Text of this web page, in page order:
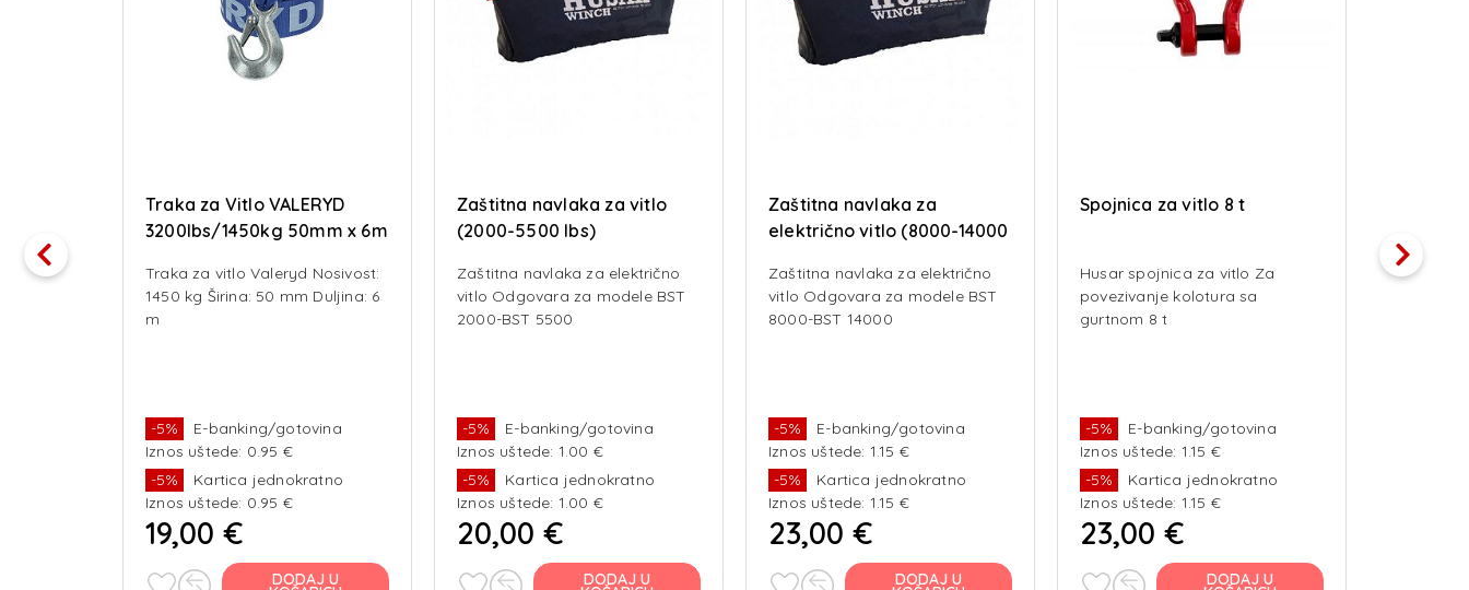
sile
Traka za Vitlo VALERYD
3200lbs/1450kg 50mm x 6m
Traka za vitlo Valeryd Nosivost:
1450 kg Širina: 50 mm Duljina: 6
m
-5%
E-banking/gotovina
Iznos uštede: 0.95 €
-5%
Kartica jednokratno
Iznos uštede: 0.95 €
19,00 €
DODAJ U
Zaštitna navlaka za vitlo
(2000-5500 lbs)
Zaštitna navlaka za električno
vitlo Odgovara za modele BST
2000-BST 5500
-5%
E-banking/gotovina
Iznos uštede: 1.00 €
-5%
Kartica jednokratno
Iznos uštede: 1.00 €
20,00 €
DODAJ U
Zaštitna navlaka za
električno vitlo (8000-14000
Zaštitna navlaka za električno
vitlo Odgovara za modele BST
8000-BST 14000
-5%
E-banking/gotovina
Iznos uštede: 1.15 €
-5%
Kartica jednokratno
Iznos uštede: 1.15 €
23,00 €
DODAJ U
Spojnica za vitlo 8 t
Husar spojnica za vitlo Za
povezivanje kolotura sa
gurtnom 8 t
-5%
E-banking/gotovina
Iznos uštede: 1.15 €
-5%
Kartica jednokratno
Iznos uštede: 1.15 €
23,00 €
DODAJ U
Kolotur